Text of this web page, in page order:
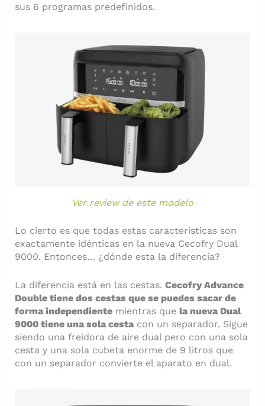
sus 6 programas predefinidos.
Ver review de este modelo
Lo cierto es que todas estas características son
exactamente idénticas en la nueva Cecofry Dual
9000. Entonces… ¿dónde esta la diferencia?
La diferencia está en las cestas. Cecofry Advance
Double tiene dos cestas que se puedes sacar de
forma independientemientras que la nueva Dual
9000 tiene una sola cestacon un separador. Sigue
siendo una freidora de aire dual pero con una sola
cesta y una sola cubeta enorme de 9 litros que
con un separador convierte el aparato en dual.